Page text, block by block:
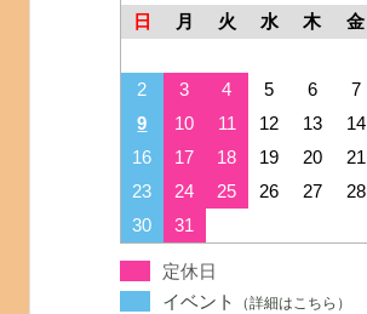
日
月 火 水 木 金
2
3 4 5 6 7
9
10 11 12 13 14
16
17 18 19 20 21
23
24 25 26 27 28
30
31
定休日
イベント